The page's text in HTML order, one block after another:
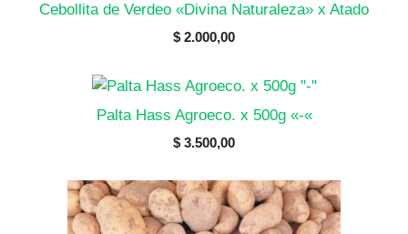
Cebollita de Verdeo «Divina Naturaleza» x Atado
$ 2.000,00
Palta Hass Agroeco. x 500g «-«
$ 3.500,00